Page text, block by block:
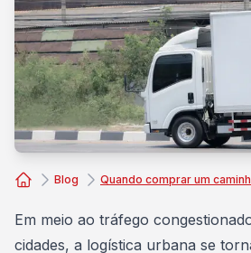
Blog Quando comprar um
Em meio ao tráfego
cidades, a logística urbana se